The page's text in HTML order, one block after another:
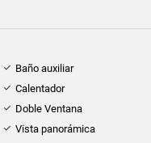
Baño auxiliar
Calentador
Doble Ventana
Vista panorámica